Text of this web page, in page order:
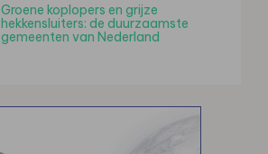
Groene koplopers en grijze
hekkensluiters: de duurzaamste
gemeenten van Nederland